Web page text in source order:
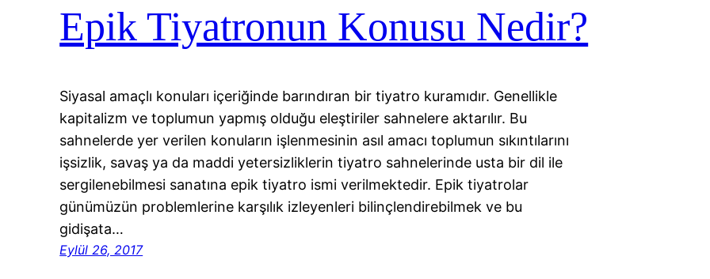
Epik Tiyatronun Konusu Nedir?
Siyasal amaçlı konuları içeriğinde barındıran bir tiyatro kuramıdır. Genellikle
kapitalizm ve toplumun yapmış olduğu eleştiriler sahnelere aktarılır. Bu
sahnelerde yer verilen konuların işlenmesinin asıl amacı toplumun sıkıntılarını
işsizlik, savaş ya da maddi yetersizliklerin tiyatro sahnelerinde usta bir dil ile
sergilenebilmesi sanatına epik tiyatro ismi verilmektedir. Epik tiyatrolar
günümüzün problemlerine karşılık izleyenleri bilinçlendirebilmek ve bu
gidişata…
Eylül 26, 2017